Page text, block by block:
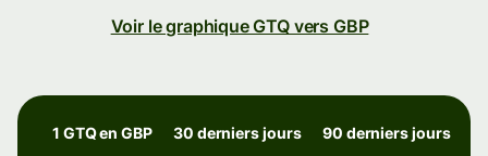
Voir le graphique GTQ vers GBP
1 GTQ en GBP 30 derniers jours 90 derniers jours